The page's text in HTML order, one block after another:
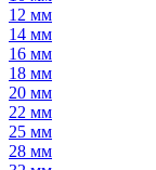
12 мм
14 мм
16 мм
18 мм
20 мм
22 мм
25 мм
28 мм